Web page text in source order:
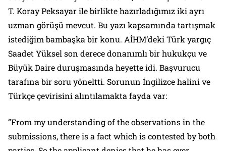
T. Koray Peksayar ile birlikte hazırladığımız iki ayrı
uzman görüşü mevcut. Bu yazı kapsamında tartışmak
istediğim bambaşka bir konu. AİHM’deki Türk yargıç
Saadet Yüksel son derece donanımlı bir hukukçu ve
Büyük Daire duruşmasında heyette idi. Başvurucu
tarafına bir soru yöneltti. Sorunun İngilizce halini ve
Türkçe çevirisini alıntılamakta fayda var:
“From my understanding of the observations in the
submissions, there is a fact which is contested by both